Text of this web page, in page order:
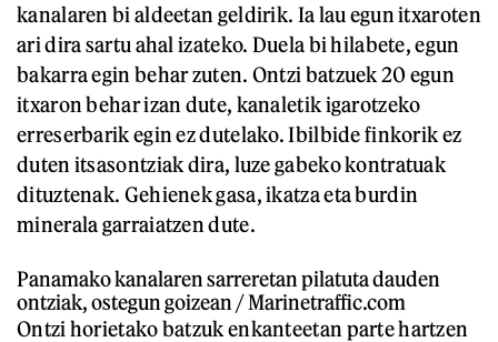
kanalaren bi aldeetan geldirik. Ia lau egun itxaroten
ari dira sartu ahal izateko. Duela bi hilabete, egun
bakarra egin behar zuten. Ontzi batzuek 20 egun
itxaron behar izan dute, kanaletik igarotzeko
erreserbarik egin ez dutelako. Ibilbide finkorik ez
duten itsasontziak dira, luze gabeko kontratuak
dituztenak. Gehienek gasa, ikatza eta burdin
minerala garraiatzen dute.
Panamako kanalaren sarreretan pilatuta dauden
ontziak, ostegun goizean / Marinetraffic.com
Ontzi horietako batzuk enkanteetan parte hartzen